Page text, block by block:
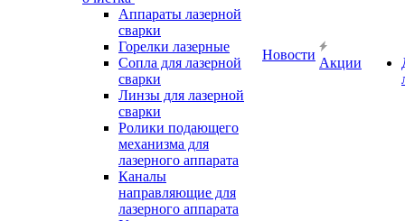
Аппараты лазерной
сварки
Горелки лазерные
Сопла для лазерной
сварки
Линзы для лазерной
сварки
Ролики подающего
механизма для
лазерного аппарата
Каналы
направляющие для
лазерного аппарата
Новости
Акции